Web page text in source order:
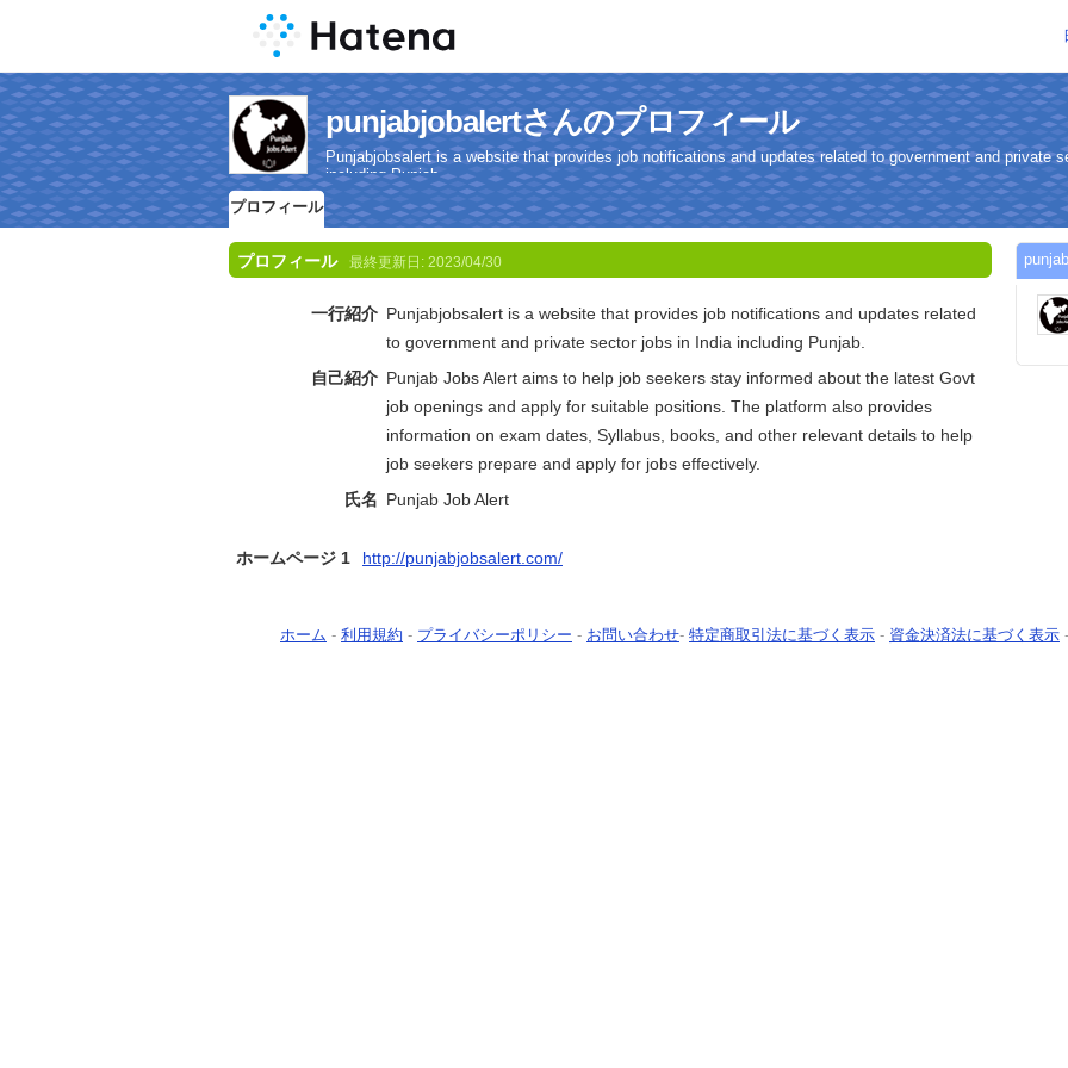
punjabjobalertさんのプロフィール
Punjabjobsalert is a website that provides job notifications and updates related to government and private
including Punjab.
プロフィール
プロフィール 最終更新日: 2023/04/30
一行紹介 Punjabjobsalert is a website that provides job notifications and updates related
to government and private sector jobs in India including Punjab.
自己紹介 Punjab Jobs Alert aims to help job seekers stay informed about the latest Govt
job openings and apply for suitable positions. The platform also provides
information on exam dates, Syllabus, books, and other relevant details to help
job seekers prepare and apply for jobs effectively.
氏名 Punjab Job Alert
ホームページ 1 http://punjabjobsalert.com/
ホーム - 利用規約 - プライバシーポリシー - お問い合わせ- 特定商取引法に基づく表示 - 資金決済法に基づく表示 -